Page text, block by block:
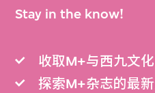
Stay in the know!
收取M+与西九文
探索M+杂志的最